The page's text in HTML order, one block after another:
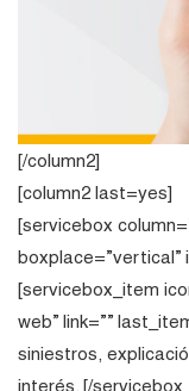
[/column2]
[column2 last=yes]
[servicebox
boxplace=”vertical”
[servicebox_item
web” link=””
siniestros,
interés. [/